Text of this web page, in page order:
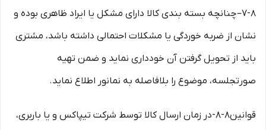
۷-۸– چنانچه بسته بندی کالا دارای مشکل یا ایراد ظاهری بوده و
نشان از ضربه خوردگی یا مشکلات احتمالی داشته باشد، مشتری
باید از تحویل گرفتن آن خودداری نماید و ضمن تهیه
صورتجلسه، موضوع را بلافاصله به نمانور اطلاع نماید.
قوانین۸-۸-در زمان ارسال کالا توسط شرکت تیپاکس و یا باربری،